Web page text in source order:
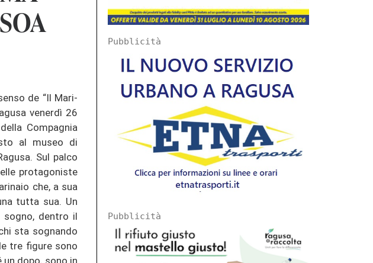
de “Il Ma­ri­
venerdì 26
Com­pag­nia
al museo di
Sul palco
pro­ta­go­nis­te
che, a sua
tutta sua. Un
sogno, den­tro il
sta so­gnan­do
tre fi­gu­re sono
un dopo, sono in
Pubblicità
Pubblicità